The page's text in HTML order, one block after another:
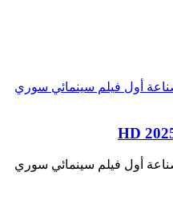
أول فيلم سينمائي سوري
أول فيلم سينمائي سوري